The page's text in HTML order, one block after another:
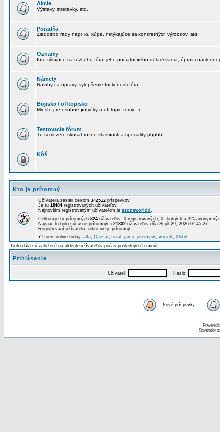
Akcie
Výstavy, stretávky, atd.
Poradňa
Žiadosti o rady napr. ku kúpe, netýkajúce sa konkretných výrobkov, atď
Oznamy
Info týkajúce sa rozbehu fóra, jeho počiatočného dolaďovania, úprav i
Námety
Návrhy na úpravy, vylepšenie funkčnosti fóra
Bojisko / offtopisko
Miesto pre osobné potyčky a off-topic temy :-)
Testovacie fórum
Tu si môžete skušať rôzne vlastnosti a špeciality phpbb.
Kôš
Kto je prítomný
Užívatelia zaslali celkom 342512 príspevkov.
Je tu 18484 registrovaných užívateľov.
Najnovším registrovaným užívateľom je ssoneworldd .
Celkom je tu prítomných 324 užívateľov: 0 registrovaných, 0 skrytých a 324
Najviac tu bolo súčasne prítomných 21832 užívateľov dňa St júl 29, 2026 02:45:27.
Registrovaní užívatelia: nikto nie je prítomný
7 Users online today: alfa, Caesar, foxal , jamo, jeremysk, vojacik, Xhibit
Tieto dáta sú založené na aktivite užívateľov počas posledných 5 minút.
Prihlásenie
Užívateľ: Heslo:
Nové príspevky
Powered
Slovenský